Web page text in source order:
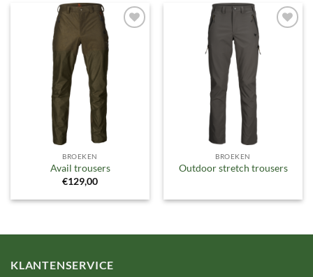
Toevoegen
verlanglijst
BROEKEN
Avail trousers
€129,00
Toevoegen
verlanglijst
BROEKEN
Outdoor stretch trousers
KLANTENSERVICE